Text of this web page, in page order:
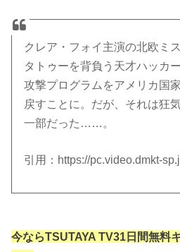
クレア・フォイ主演の北欧ミ
タトゥーを背負う天才ハッカ
攻撃プログラムをアメリカ国
戻すことに。だが、それは狂
一部だった……。
引用：https://pc.video.dmkt-
今ならTSUTAYA TV31日間無料